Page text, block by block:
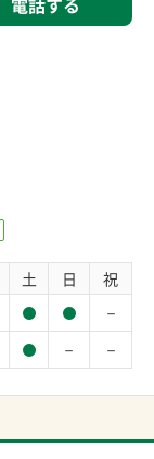
土 日 祝
－
－ －